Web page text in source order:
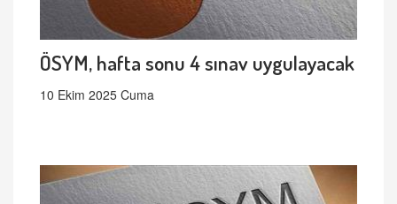
ÖSYM, hafta sonu 4 sınav uygulayacak
10 Ekim 2025 Cuma